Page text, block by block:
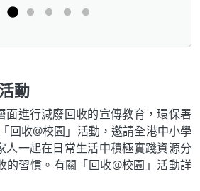
動
面進行減廢回收的宣傳教育，環保署
回收@校園」活動，邀請全港中小學
人一起在日常生活中積極實踐資源分
的習慣。有關「回收@校園」活動詳